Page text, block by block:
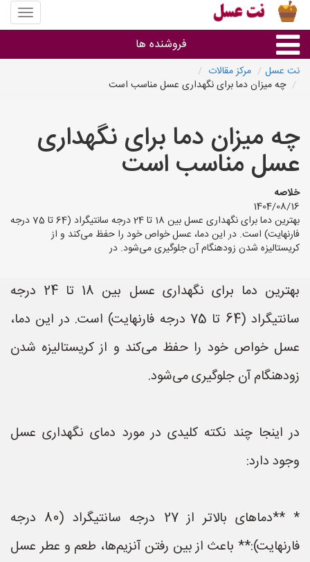
منوی
سایت
عسل
فروشنده ها
گروه ها
استان ها
نت عسل
مرکز مقالات
چه میزان دما برای نگهداری عسل مناسب است
چه میزان دما برای نگهداری
عسل مناسب است
خلاصه
1404/08/16
بهترین دما برای نگهداری عسل بین 18 تا 24 درجه سانتیگراد (64 تا 75 درجه
فارنهایت) است. در این دما، عسل خواص خود را حفظ می‌کند و از
کریستالیزه شدن زودهنگام آن جلوگیری می‌شود. در
بهترین دما برای نگهداری عسل بین 18 تا 24 درجه
سانتیگراد (64 تا 75 درجه فارنهایت) است. در این دما،
عسل خواص خود را حفظ می‌کند و از کریستالیزه شدن
زودهنگام آن جلوگیری می‌شود.
در اینجا چند نکته کلیدی در مورد دمای نگهداری عسل
وجود دارد:
* **دماهای بالاتر از 27 درجه سانتیگراد (80 درجه
فارنهایت):** باعث از بین رفتن آنزیم‌ها، طعم و عطر عسل